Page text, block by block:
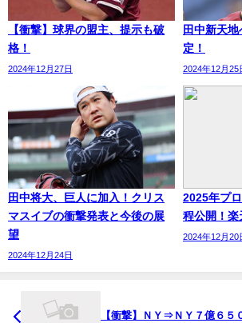
【衝撃】球界の盟主、提示も破
格！
2024年12月27日
田中新天
定！
2024年12月25
田中将大、巨人に加入！クリス
マスイブの衝撃発表と今後の展
望
2024年12月24日
2025年プ
程公開！楽
2024年12月20
【衝撃】ＮＹ⇒ＮＹ７億６５